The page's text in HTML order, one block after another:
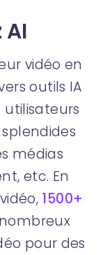
vidéo en
outils IA
utilisateurs
médias
etc. En
1500+
pour des